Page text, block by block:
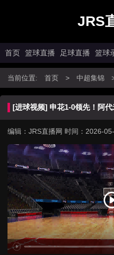
JRS
首页 篮球直播 足球直播 篮球
当前位置: 首页 > 中超集锦
[进球视频] 申花1-0领先！阿
编辑：JRS直播网 时间：2026-